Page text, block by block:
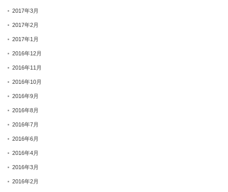
2017年3月
2017年2月
2017年1月
2016年12月
2016年11月
2016年10月
2016年9月
2016年8月
2016年7月
2016年6月
2016年4月
2016年3月
2016年2月